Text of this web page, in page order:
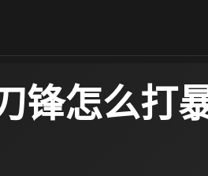
锋怎么打